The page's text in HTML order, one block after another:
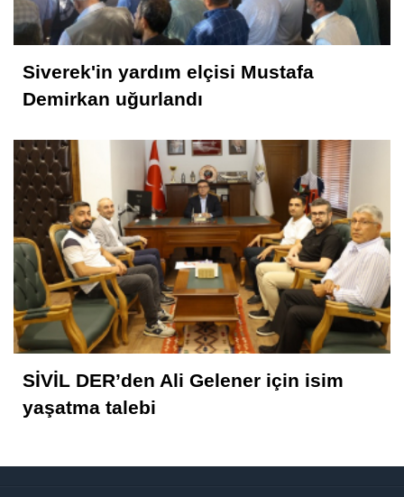
28 Şubat Süreci ve Siverek 16
Selahattin İlhan Sonbayram
SAÂDET Mİ, ŞEKÂVET Mİ? İNSANIN
Mahmut Hanpolat
Adanmış bir hayat: Neşet Hoca
Abdurahman Deniz Uğurlu
Bazı İnsanların Değeri, Yokluklarında
Anlaşılır: Hacı Mustafa Demirkan
Siverek'in yardım elçisi Mustafa
Demirkan uğurlandı
SİVİL DER’den Ali Gelener için isim
yaşatma talebi